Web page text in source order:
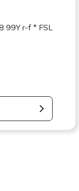
Cinturato P7 275/40 R18 99Y r-f * FSL